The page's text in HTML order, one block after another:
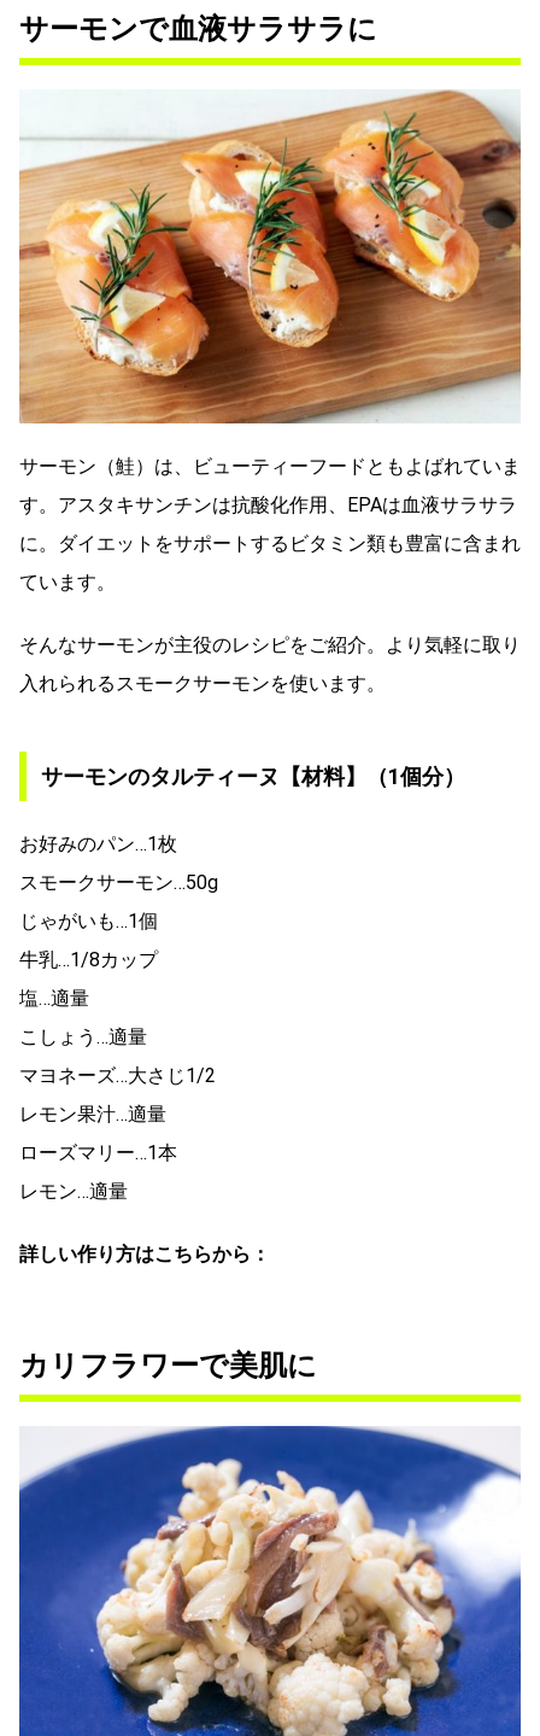
サーモンで血液サラサラに
サーモン（鮭）は、ビューティーフードともよばれていま
す。アスタキサンチンは抗酸化作用、EPAは血液サラサラ
に。ダイエットをサポートするビタミン類も豊富に含まれ
ています。
そんなサーモンが主役のレシピをご紹介。より気軽に取り
入れられるスモークサーモンを使います。
サーモンのタルティーヌ【材料】（1個分）
お好みのパン…1枚
スモークサーモン…50g
じゃがいも…1個
牛乳…1/8カップ
塩…適量
こしょう…適量
マヨネーズ…大さじ1/2
レモン果汁…適量
ローズマリー…1本
レモン…適量
詳しい作り方はこちらから：
カリフラワーで美肌に